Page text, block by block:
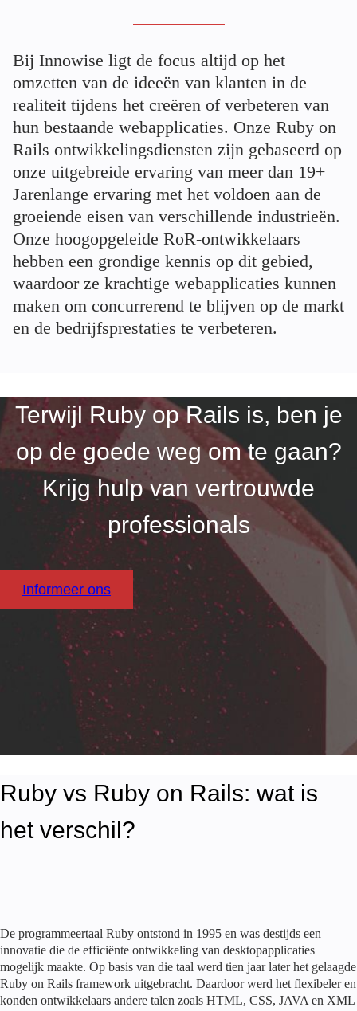
Bij Innowise ligt de focus altijd op het
omzetten van de ideeën van klanten in de
realiteit tijdens het creëren of verbeteren van
hun bestaande webapplicaties. Onze Ruby on
Rails ontwikkelingsdiensten zijn gebaseerd op
onze uitgebreide ervaring van meer dan 19+
Jarenlange ervaring met het voldoen aan de
groeiende eisen van verschillende industrieën.
Onze hoogopgeleide RoR-ontwikkelaars
hebben een grondige kennis op dit gebied,
waardoor ze krachtige webapplicaties kunnen
maken om concurrerend te blijven op de markt
en de bedrijfsprestaties te verbeteren.
Terwijl Ruby op Rails is, ben je
op de goede weg om te gaan?
Krijg hulp van vertrouwde
professionals
Informeer ons
Ruby vs Ruby on Rails: wat is
het verschil?
De programmeertaal Ruby ontstond in 1995 en was destijds een
innovatie die de efficiënte ontwikkeling van desktopapplicaties
mogelijk maakte. Op basis van die taal werd tien jaar later het gelaagde
Ruby on Rails framework uitgebracht. Daardoor werd het flexibeler en
konden ontwikkelaars andere talen zoals HTML, CSS, JAVA en XML